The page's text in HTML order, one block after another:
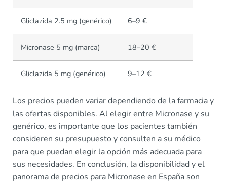
Gliclazida 2.5 mg (genérico) 6–9 €
Micronase 5 mg (marca) 18–20 €
Gliclazida 5 mg (genérico) 9–12 €
Los precios pueden variar dependiendo de la farmacia y
las ofertas disponibles. Al elegir entre Micronase y su
genérico, es importante que los pacientes también
consideren su presupuesto y consulten a su médico
para que puedan elegir la opción más adecuada para
sus necesidades. En conclusión, la disponibilidad y el
panorama de precios para Micronase en España son